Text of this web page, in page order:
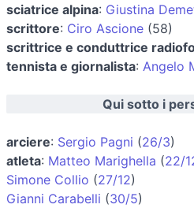
sciatrice alpina: Giustina
scrittore: Ciro Ascione (58)
scrittrice e conduttrice
tennista e giornalista: Angelo
Qui sotto i
arciere: Sergio Pagni (26/3)
atleta: Matteo Marighella (22/
Simone Collio (27/12)
Gianni Carabelli (30/5)